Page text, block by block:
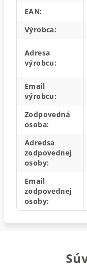
EAN:
Výrobca:
Adresa
výrobcu:
Email
výrobcu:
Zodpovedná
osoba:
Adredsa
zodpovednej
osoby:
Email
zodpovednej
osoby: